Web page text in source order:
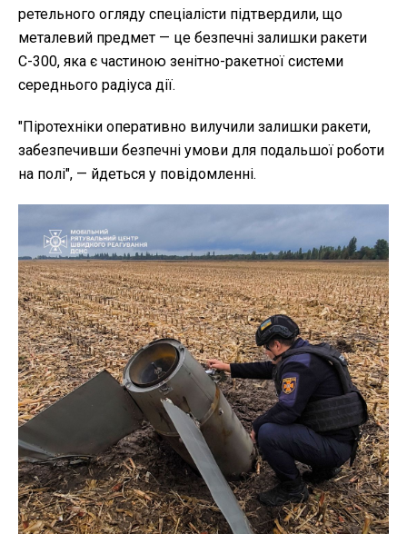
ретельного огляду спеціалісти підтвердили, що
металевий предмет — це безпечні залишки ракети
С-300, яка є частиною зенітно-ракетної системи
середнього радіуса дії.
"Піротехніки оперативно вилучили залишки ракети,
забезпечивши безпечні умови для подальшої роботи
на полі", — йдеться у повідомленні.